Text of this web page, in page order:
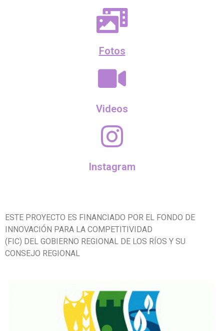
Fotos
Videos
Instagram
ESTE PROYECTO ES FINANCIADO POR EL FONDO DE
INNOVACIÓN PARA LA COMPETITIVIDAD
(FIC) DEL GOBIERNO REGIONAL DE LOS RÍOS Y SU
CONSEJO REGIONAL